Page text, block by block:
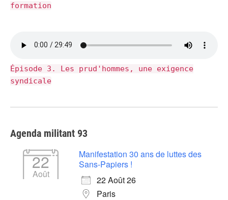
formation
Épisode 3. Les prud'hommes, une exigence
syndicale
Agenda militant 93
22
Août
Manifestation 30 ans de luttes des
Sans-Papiers !
22 Août 26
Paris